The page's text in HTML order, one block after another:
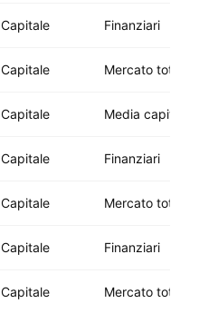
Capitale Finanziari
Capitale Mercato totale
Capitale Media
Capitale Finanziari
Capitale Mercato totale
Capitale Finanziari
Capitale Mercato totale